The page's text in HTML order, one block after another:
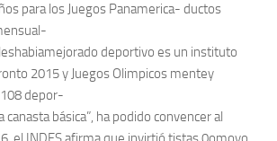
para los Juegos Panamerica- ductos
deportivo es un instituto
2015 y Juegos Olimpicos mentey
depor-
básica”, ha podido convencer al